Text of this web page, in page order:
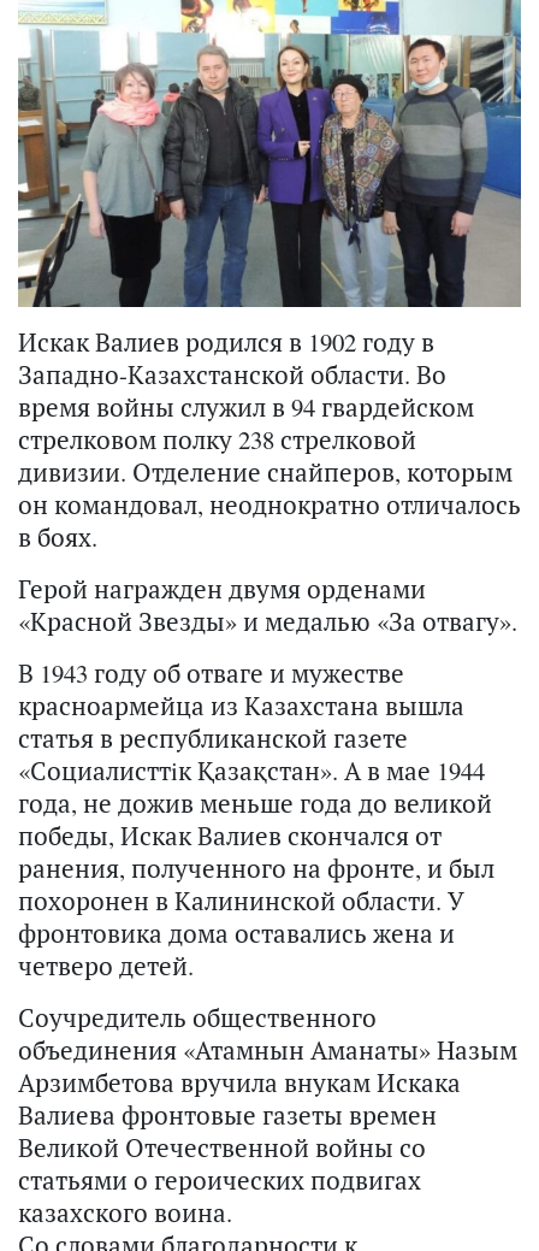
Искак Валиев родился в 1902 году в
Западно-Казахстанской области. Во
время войны служил в 94 гвардейском
стрелковом полку 238 стрелковой
дивизии. Отделение снайперов, которым
он командовал, неоднократно отличалось
в боях.
Герой награжден двумя орденами
«Красной Звезды» и медалью «За отвагу».
В 1943 году об отваге и мужестве
красноармейца из Казахстана вышла
статья в республиканской газете
«Социалисттiк Қазақстан». А в мае 1944
года, не дожив меньше года до великой
победы, Искак Валиев скончался от
ранения, полученного на фронте, и был
похоронен в Калининской области. У
фронтовика дома оставались жена и
четверо детей.
Соучредитель общественного
объединения «Атамнын Аманаты» Назым
Арзимбетова вручила внукам Искака
Валиева фронтовые газеты времен
Великой Отечественной войны со
статьями о героических подвигах
казахского воина.